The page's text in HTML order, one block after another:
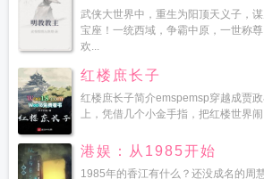
武侠大世界中，重生为阳顶天义子，
宝座！一统西域，争霸中原，一世称
欢...
红楼庶长子
红楼庶长子简介emspemsp穿越成贾
上，凭借几个小金手指，把红楼世界
港娱：从1985开始
1985年的香江有什么？还没成名的周